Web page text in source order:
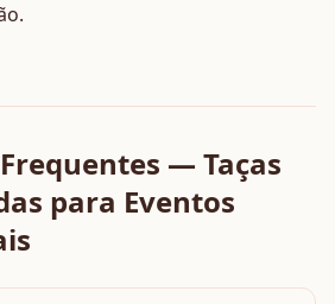
— Taças
para Eventos